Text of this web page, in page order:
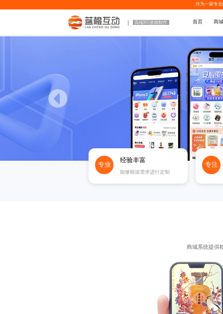
作为一家专业
高端H5游戏制作 首页 商
专业
经验丰富
能够根据需求进行定制
专注
商城系统提供